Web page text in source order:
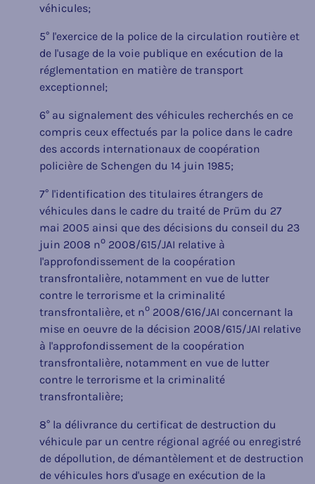
véhicules;
5° l'exercice de la police de la circulation routière et
de l'usage de la voie publique en exécution de la
réglementation en matière de transport
exceptionnel;
6° au signalement des véhicules recherchés en ce
compris ceux effectués par la police dans le cadre
des accords internationaux de coopération
policière de Schengen du 14 juin 1985;
7° l'identification des titulaires étrangers de
véhicules dans le cadre du traité de Prüm du 27
mai 2005 ainsi que des décisions du conseil du 23
juin 2008 no 2008/615/JAI relative à
l'approfondissement de la coopération
transfrontalière, notamment en vue de lutter
contre le terrorisme et la criminalité
transfrontalière, et no 2008/616/JAI concernant la
mise en oeuvre de la décision 2008/615/JAI relative
à l'approfondissement de la coopération
transfrontalière, notamment en vue de lutter
contre le terrorisme et la criminalité
transfrontalière;
8° la délivrance du certificat de destruction du
véhicule par un centre régional agréé ou enregistré
de dépollution, de démantèlement et de destruction
de véhicules hors d'usage en exécution de la